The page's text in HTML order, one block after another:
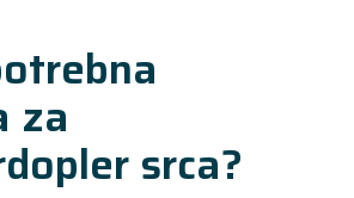
za
srca?